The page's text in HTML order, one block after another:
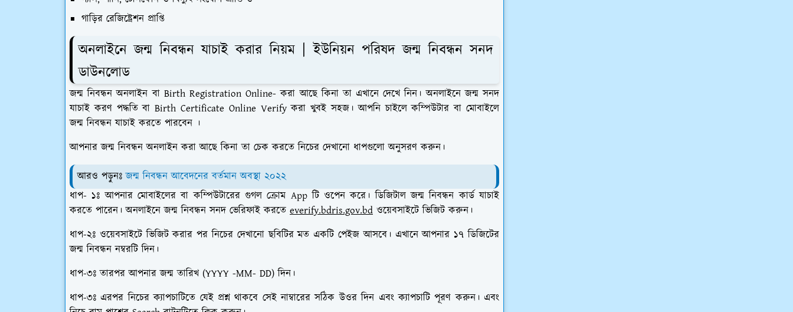
গাড়ির রেজিষ্ট্রেশন প্রাপ্তি
অনলাইনে জন্ম নিবন্ধন যাচাই করার নিয়ম | ইউনিয়ন পরিষদ জন্ম নিবন্ধন সনদ
ডাউনলোড
জন্ম নিবন্ধন অনলাইন বা Birth Registration Online- করা আছে কিনা তা এখানে দেখে নিন। অনলাইনে জন্ম সনদ
যাচাই করণ পদ্ধতি বা Birth Certificate Online Verify করা খুবই সহজ। আপনি চাইলে কম্পিউটার বা মোবাইলে
জন্ম নিবন্ধন যাচাই করতে পারবেন ।
আপনার জন্ম নিবন্ধন অনলাইন করা আছে কিনা তা চেক করতে নিচের দেখানো ধাপগুলো অনুসরণ করুন।
আরও পড়ুনঃজন্ম নিবন্ধন আবেদনের বর্তমান অবস্থা ২০২২
ধাপ- ১ঃ আপনার মোবাইলের বা কম্পিউটারের গুগল ক্রোম App টি ওপেন করে। ডিজিটাল জন্ম নিবন্ধন কার্ড যাচাই
করতে পারেন। অনলাইনে জন্ম নিবন্ধন সনদ ভেরিফাই করতে everify.bdris.gov.bd ওয়েবসাইটে ভিজিট করুন।
ধাপ-২ঃ ওয়েবসাইটে ভিজিট করার পর নিচের দেখানো ছবিটির মত একটি পেইজ আসবে। এখানে আপনার ১৭ ডিজিটের
জন্ম নিবন্ধন নম্বরটি দিন।
ধাপ-৩ঃ তারপর আপনার জন্ম তারিখ (YYYY -MM- DD) দিন।
ধাপ-৩ঃ এরপর নিচের ক্যাপচাটিতে যেই প্রশ্ন থাকবে সেই নাম্বারের সঠিক উওর দিন এবং ক্যাপচাটি পূরণ করুন। এবং